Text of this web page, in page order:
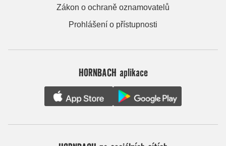
Zákon o ochraně oznamovatelů
Prohlášení o přístupnosti
HORNBACH aplikace